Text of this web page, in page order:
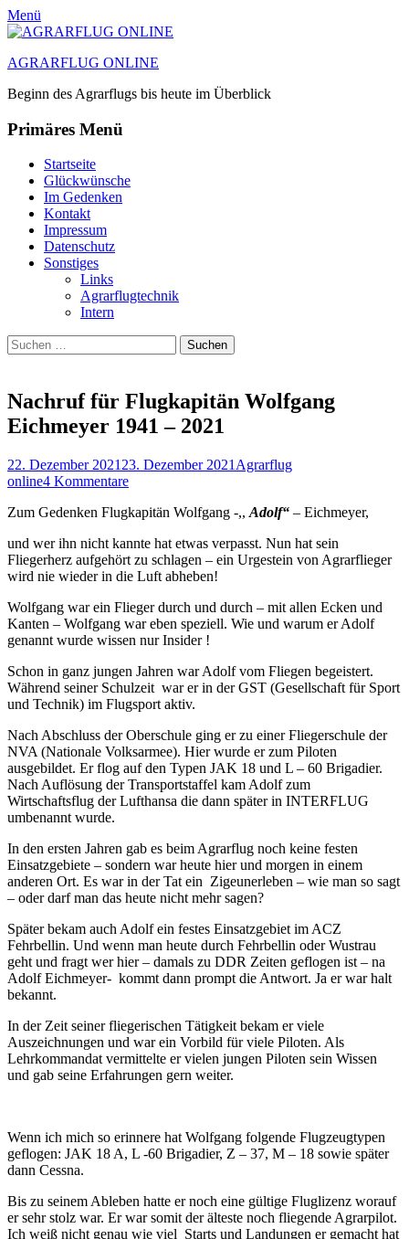
Menü
AGRARFLUG ONLINE
Beginn des Agrarflugs bis heute im Überblick
Primäres Menü
Zum
Inhalt
springen
Startseite
Glückwünsche
Im Gedenken
Kontakt
Impressum
Datenschutz
Sonstiges
Links
Agrarflugtechnik
Intern
Suchen
Suchen
nach:
Nachruf für Flugkapitän Wolfgang
Eichmeyer 1941 – 2021
Posted
on
22. Dezember 2021 23. Dezember 2021 Autor
Agrarflug
online4 Kommentare
Zum Gedenken Flugkapitän Wolfgang -,, Adolf“ – Eichmeyer,
und wer ihn nicht kannte hat etwas verpasst. Nun hat sein
Fliegerherz aufgehört zu schlagen – ein Urgestein von Agrarflieger
wird nie wieder in die Luft abheben!
Wolfgang war ein Flieger durch und durch – mit allen Ecken und
Kanten – Wolfgang war eben speziell. Wie und warum er Adolf
genannt wurde wissen nur Insider !
Schon in ganz jungen Jahren war Adolf vom Fliegen begeistert.
Während seiner Schulzeit war er in der GST (Gesellschaft für Sport
und Technik) im Flugsport aktiv.
Nach Abschluss der Oberschule ging er zu einer Fliegerschule der
NVA (Nationale Volksarmee). Hier wurde er zum Piloten
ausgebildet. Er flog auf den Typen JAK 18 und L – 60 Brigadier.
Nach Auflösung der Transportstaffel kam Adolf zum
Wirtschaftsflug der Lufthansa die dann später in INTERFLUG
umbenannt wurde.
In den ersten Jahren gab es beim Agrarflug noch keine festen
Einsatzgebiete – sondern war heute hier und morgen in einem
anderen Ort. Es war in der Tat ein Zigeunerleben – wie man so sagt
– oder darf man das heute nicht mehr sagen?
Später bekam auch Adolf ein festes Einsatzgebiet im ACZ
Fehrbellin. Und wenn man heute durch Fehrbellin oder Wustrau
geht und fragt wer hier – damals zu DDR Zeiten geflogen ist – na
Adolf Eichmeyer- kommt dann prompt die Antwort. Ja er war halt
bekannt.
In der Zeit seiner fliegerischen Tätigkeit bekam er viele
Auszeichnungen und war ein Vorbild für viele Piloten. Als
Lehrkommandat vermittelte er vielen jungen Piloten sein Wissen
und gab seine Erfahrungen gern weiter.
Wenn ich mich so erinnere hat Wolfgang folgende Flugzeugtypen
geflogen: JAK 18 A, L -60 Brigadier, Z – 37, M – 18 sowie später
dann Cessna.
Bis zu seinem Ableben hatte er noch eine gültige Fluglizenz worauf
er sehr stolz war. Er war somit der älteste noch fliegende Agrarpilot.
Ich weiß nicht genau wie viel Starts und Landungen er gemacht hat